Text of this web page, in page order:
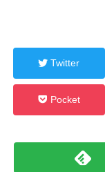
Twitter
Pocket